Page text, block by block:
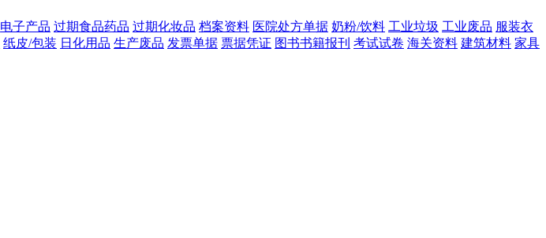
电子产品 过期食品药品 过期化妆品 档案资料 医院处方单据 奶粉/饮料 工业垃圾 工业废品 服装衣
纸皮/包装 日化用品 生产废品 发票单据 票据凭证 图书书籍报刊 考试试卷 海关资料 建筑材料 家具